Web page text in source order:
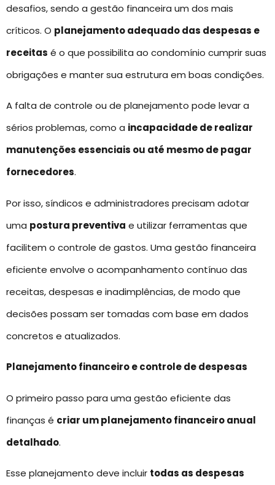
desafios, sendo a gestão financeira um dos mais
críticos. O planejamento adequado das despesas e
receitas é o que possibilita ao condomínio cumprir suas
obrigações e manter sua estrutura em boas condições.
A falta de controle ou de planejamento pode levar a
sérios problemas, como a incapacidade de realizar
manutenções essenciais ou até mesmo de pagar
fornecedores.
Por isso, síndicos e administradores precisam adotar
uma postura preventiva e utilizar ferramentas que
facilitem o controle de gastos. Uma gestão financeira
eficiente envolve o acompanhamento contínuo das
receitas, despesas e inadimplências, de modo que
decisões possam ser tomadas com base em dados
concretos e atualizados.
Planejamento financeiro e controle de despesas
O primeiro passo para uma gestão eficiente das
finanças é criar um planejamento financeiro anual
detalhado.
Esse planejamento deve incluir todas as despesas